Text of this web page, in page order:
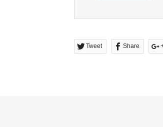
Tweet Share